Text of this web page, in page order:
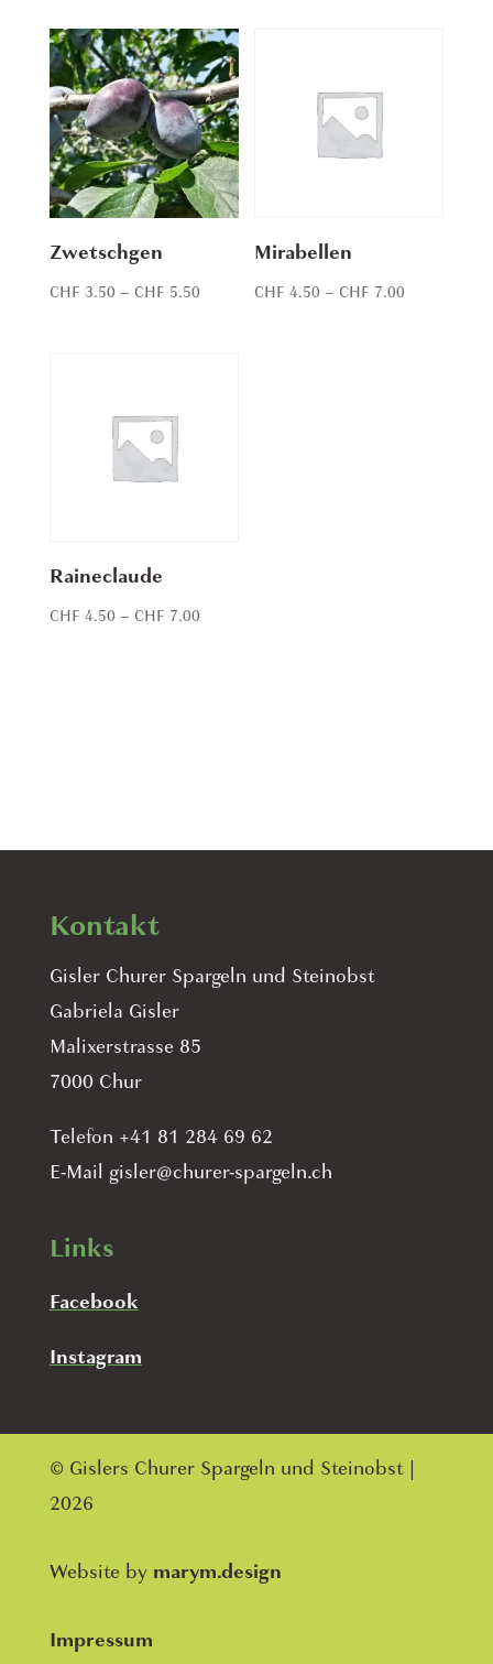
CHF 3.50
through
CHF 5.50
Zwetschgen
CHF 3.50 – CHF 5.50Price
Mirabellen
CHF 4.50 – CHF 7.00
Raineclaude
CHF 4.50 – CHF 7.00Price
Kontakt
Gisler Churer Spargeln und Steinobst
Gabriela Gisler
Malixerstrasse 85
7000 Chur
Telefon +41 81 284 69 62
E-Mail gisler@churer-spargeln.ch
Links
Facebook
Instagram
© Gislers Churer Spargeln und Steinobst |
2026
Website by marym.design
Impressum